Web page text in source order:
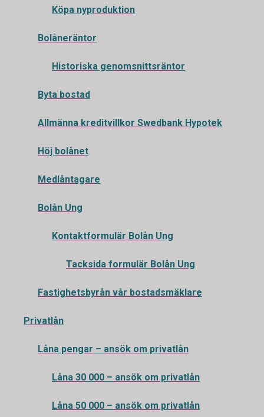
Köpa nyproduktion
Bolåneräntor
Historiska genomsnittsräntor
Byta bostad
Allmänna kreditvillkor Swedbank Hypotek
Höj bolånet
Medlåntagare
Bolån Ung
Kontaktformulär Bolån Ung
Tacksida formulär Bolån Ung
Fastighetsbyrån vår bostadsmäklare
Privatlån
Låna pengar – ansök om privatlån
Låna 30 000 – ansök om privatlån
Låna 50 000 – ansök om privatlån